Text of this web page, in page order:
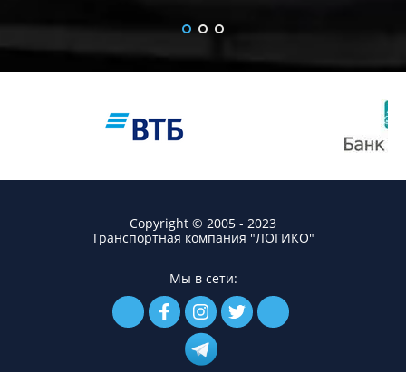
Copyright © 2005 - 2023
Транспортная компания "ЛОГИКО"
Мы в сети: